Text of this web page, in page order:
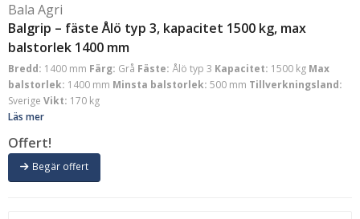
Bala Agri
Balgrip – fäste Ålö typ 3, kapacitet 1500 kg, max
balstorlek 1400 mm
Bredd: 1400 mm Färg: Grå Fäste: Ålö typ 3 Kapacitet: 1500 kg Max
balstorlek: 1400 mm Minsta balstorlek: 500 mm Tillverkningsland:
Sverige Vikt: 170 kg
Läs mer
Offert!
Begär offert